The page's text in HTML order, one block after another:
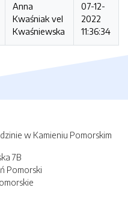
Anna
Kwaśniak vel
Kwaśniewska
07-12-
2022
11:36:34
w Kamieniu Pomorskim
7B
Pomorski